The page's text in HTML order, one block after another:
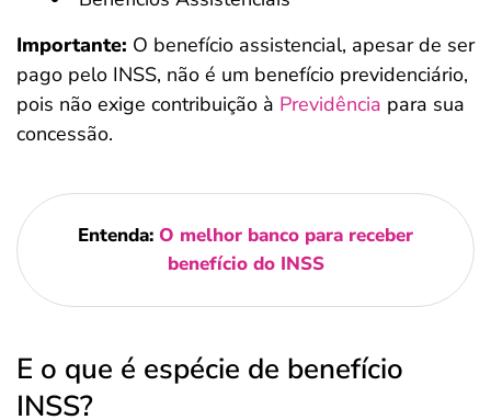
Importante: O benefício assistencial, apesar de ser
pago pelo INSS, não é um benefício previdenciário,
pois não exige contribuição à Previdência para sua
concessão.
Entenda: O melhor banco para receber
benefício do INSS
E o que é espécie de benefício
INSS?